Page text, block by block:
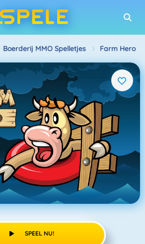
Boerderij MMO Spelletjes Farm Hero
SPEEL NU!